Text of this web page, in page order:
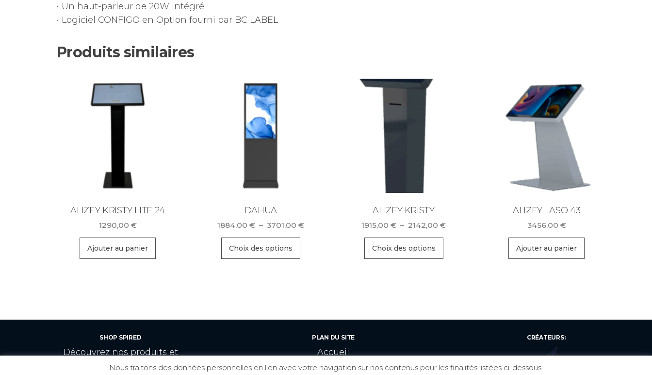
• Un haut-parleur de 20W intégré
• Logiciel CONFIGO en Option fourni par BC LABEL
Produits similaires
ALIZEY KRISTY LITE 24
1290,00 €
Ajouter au panier
DAHUA
1884,00 € – 3701,00 €Plage
Choix des options
Ce
options
peuvent
choisies
ALIZEY KRISTY
1915,00€ – 2142,00€Plage
Choix des options
Ce
options
choisies
ALIZEY LASO 43
3456,00 €
Ajouter au panier
Nous traitons des données personnelles en lien avec votre navigation sur nos contenus pour les finalités listées ci-dessous.
SHOP SPIRED
Découvrez nos produits et
nos prestations.
PLAN DU SITE
Accueil
Contact
CRÉATEURS: